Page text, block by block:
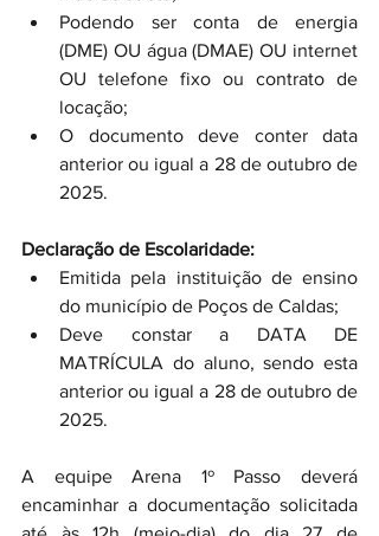
Podendo ser conta de energia
(DME) OU água (DMAE) OU internet
OU telefone fixo ou contrato de
locação;
O documento deve conter data
anterior ou igual a 28 de outubro de
2025.
Declaração de Escolaridade:
Emitida pela instituição de ensino
do município de Poços de Caldas;
Deve constar a DATA DE
MATRÍCULA do aluno, sendo esta
anterior ou igual a 28 de outubro de
2025.
A equipe Arena 1º Passo deverá
encaminhar a documentação solicitada